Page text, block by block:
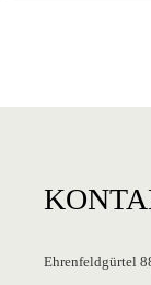
Ehrenfeldgürtel